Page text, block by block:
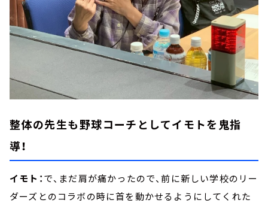
整体の先生も野球コーチとしてイモトを鬼指
導！
イモト：で、まだ肩が痛かったので、前に新しい学校のリー
ダーズとのコラボの時に首を動かせるようにしてくれた